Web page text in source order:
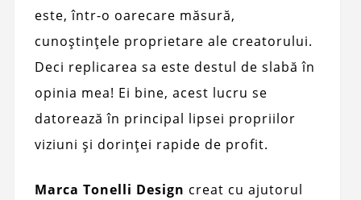
este, într-o oarecare măsură,
cunoștințele proprietare ale creatorului.
Deci replicarea sa este destul de slabă în
opinia mea! Ei bine, acest lucru se
datorează în principal lipsei propriilor
viziuni și dorinței rapide de profit.
Marca Tonelli Design creat cu ajutorul